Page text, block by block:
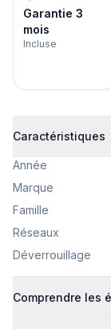
Garantie 3
mois
Incluse
Caractéristiques
Année
Marque
Famille
Réseaux
Déverrouillage
Comprendre les